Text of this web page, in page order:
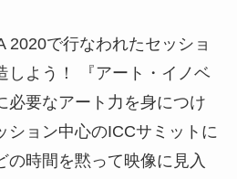
2020で行なわれたセッショ
しよう！ 『アート・イノベ
必要なアート力を身につけ
ション中心のICCサミットに
の時間を黙って映像に見入